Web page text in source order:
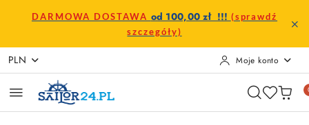
Przejdź do treści głównej
Przejdź do wyszukiwarki
Przejdź do moje konto
Przejdź do menu głównego
Przejdź do stopki
DARMOWA DOSTAWA od 100,00 zł !!! (sprawdź
szczegóły)
PLN Moje konto